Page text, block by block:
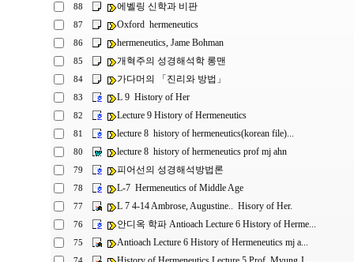
88 에벨링 신학과 비판
87 Oxford hermeneutics
86 hermeneutics, Jame Bohman
85 개혁주의 성경해석학 롱맨
84 가다머의 「진리와 방법」
83 L 9 History of Her
82 Lecture 9 History of Hermeneutics
81 lecture 8 history of hermeneutics(korean file)...
80 lecture 8 history of hermeneutics prof mj ahn
79 피어선의 성경해석방법론
78 L-7 Hermeneutics of Middle Age
77 L 7 4-14 Ambrose, Augustine.. Hisory of Her.
76 안디옥 학파 Antioach Lecture 6 History of Herme...
75 Antioach Lecture 6 History of Hermeneutics mj a...